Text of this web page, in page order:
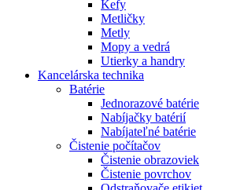
Kefy
Metličky
Metly
Mopy a vedrá
Utierky a handry
Kancelárska technika
Batérie
Jednorazové batérie
Nabíjačky batérií
Nabíjateľné batérie
Čistenie počítačov
Čistenie obrazoviek
Čistenie povrchov